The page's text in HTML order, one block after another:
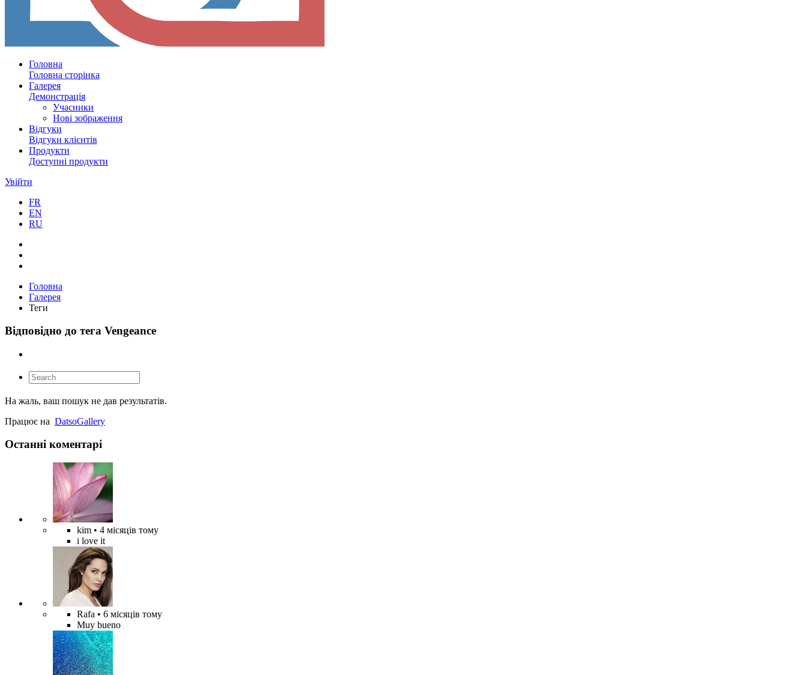
Головна
Головна сторінка
Галерея
Демонстрація
Учасники
Нові зображення
Відгуки
Відгуки клієнтів
Продукти
Доступні продукти
Увійти
FR
EN
RU
Головна
Галерея
Теги
Відповідно до тега Vengeance
На жаль, ваш пошук не дав результатів.
Працює на DatsoGallery
Останні коментарі
kim • 4 місяців тому
i love it
Rafa • 6 місяців тому
Muy bueno